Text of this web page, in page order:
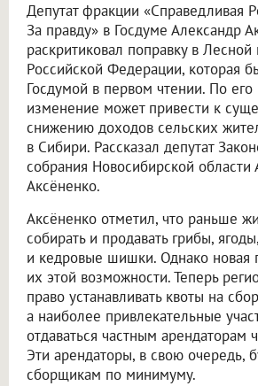
Депутат фракции «Справедливая
За правду» в Госдуме Александр
раскритиковал поправку в Лесной
Российской Федерации, которая
Госдумой в первом чтении. По
изменение может привести к
снижению доходов сельских
в Сибири. Рассказал депутат
собрания Новосибирской области
Аксёненко.
Аксёненко отметил, что раньше
собирать и продавать грибы,
и кедровые шишки. Однако новая
их этой возможности. Теперь
право устанавливать квоты на
а наиболее привлекательные
отдаваться частным арендаторам
Эти арендаторы, в свою очередь,
сборщикам по минимуму.